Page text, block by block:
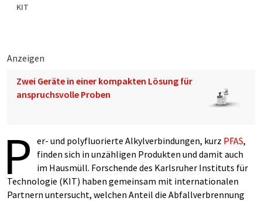
KIT
Anzeigen
Zwei Geräte in einer kompakten Lösung für
anspruchsvolle Proben
P er- und polyfluorierte Alkylverbindungen, kurz PFAS,
finden sich in unzähligen Produkten und damit auch
im Hausmüll. Forschende des Karlsruher Instituts für
Technologie (KIT) haben gemeinsam mit internationalen
Partnern untersucht, welchen Anteil die Abfallverbrennung